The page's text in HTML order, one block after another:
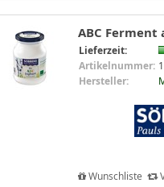
ABC Ferment
Lieferzeit:
Artikelnummer:
Hersteller:
Wunschliste